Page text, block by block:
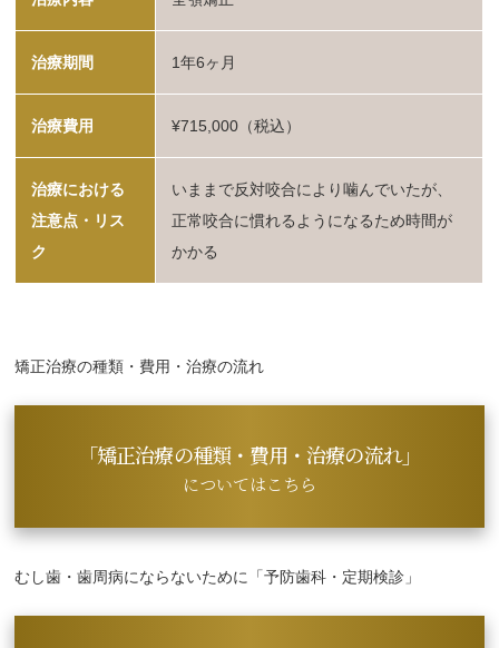
治療期間 1年6ヶ月
治療費用 ¥715,000（税込）
治療における
注意点・リス
ク
いままで反対咬合により噛んでいたが、
正常咬合に慣れるようになるため時間が
かかる
矯正治療の種類・費用・治療の流れ
「矯正治療の種類・費用・治療の流れ」
についてはこちら
むし歯・歯周病にならないために「予防歯科・定期検診」